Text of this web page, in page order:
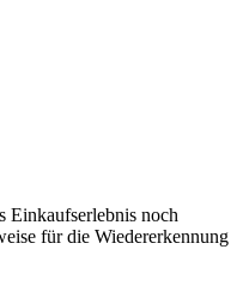
Einkaufserlebnis noch
für die Wiedererkennung